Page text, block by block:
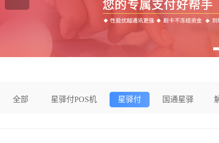
全部 星驿付POS机 星驿付 国通星驿